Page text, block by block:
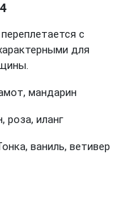
с
для
мандарин
роза, иланг
ваниль, ветивер